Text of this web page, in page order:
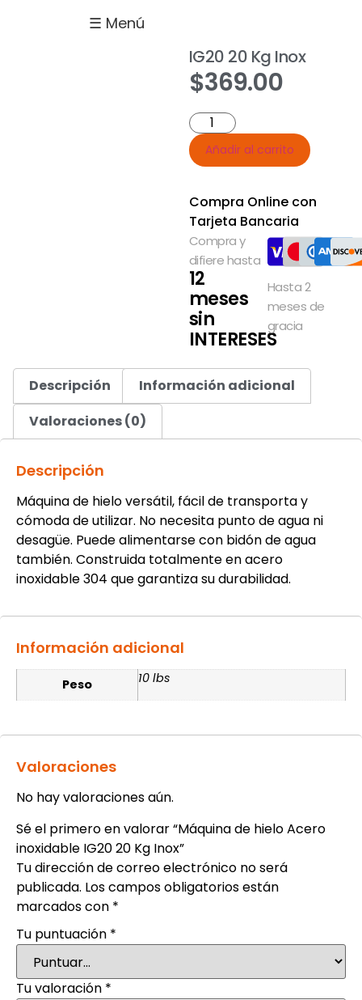
☰ Menú
IG20 20 Kg Inox
$369.00
Añadir al carrito
Compra Online con
Tarjeta Bancaria
Compra y
difiere hasta
12
meses
sin
INTERESES
Hasta 2
meses de
gracia
Descripción
Información adicional
Valoraciones (0)
Descripción
Máquina de hielo versátil, fácil de transporta y
cómoda de utilizar. No necesita punto de agua ni
desagüe. Puede alimentarse con bidón de agua
también. Construida totalmente en acero
inoxidable 304 que garantiza su durabilidad.
Información adicional
Peso 10 lbs
Valoraciones
No hay valoraciones aún.
Sé el primero en valorar “Máquina de hielo Acero
inoxidable IG20 20 Kg Inox”
Tu dirección de correo electrónico no será
publicada. Los campos obligatorios están
marcados con *
Tu puntuación *
Tu valoración *